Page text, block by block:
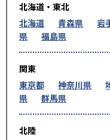
北海道・東北
北海道
青森県 岩
県
福島県
関東
東京都
神奈川県
県
群馬県
北陸